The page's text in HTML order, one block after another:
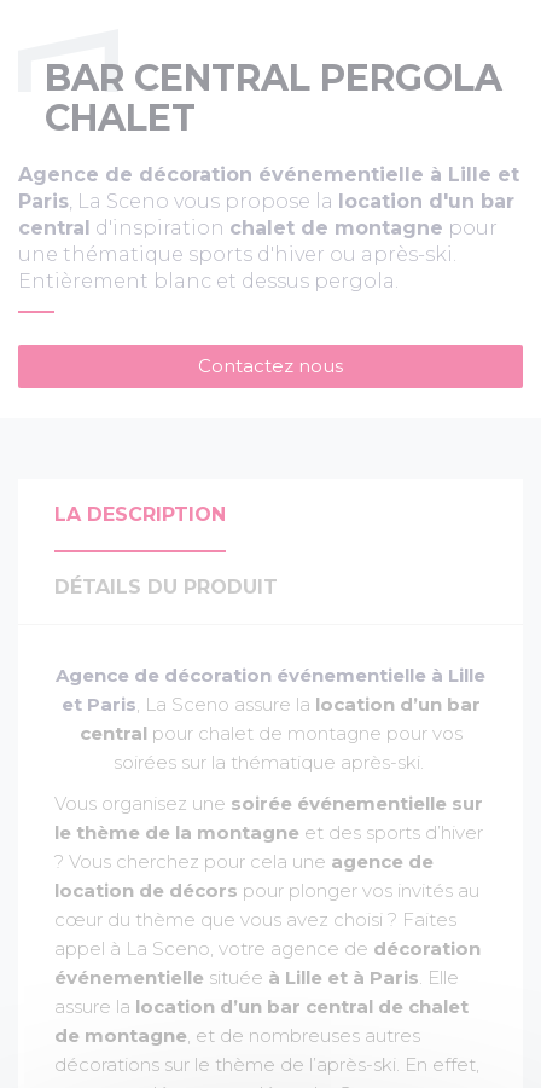
BAR CENTRAL PERGOLA
CHALET
Agence de décoration événementielle à Lille et
Paris , La Sceno vous propose la location d'un bar
central d'inspiration chalet de montagne pour
une thématique sports d'hiver ou après-ski.
Entièrement blanc et dessus pergola.
Contactez nous
LA DESCRIPTION
DÉTAILS DU PRODUIT
Agence de décoration événementielle à Lille
et Paris , La Sceno assure la location d’un bar
centralpour chalet de montagne pour vos
soirées sur la thématique après-ski.
Vous organisez une soirée événementielle sur
le thème de la montagne et des sports d’hiver
? Vous cherchez pour cela une agence de
location de décors pour plonger vos invités au
cœur du thème que vous avez choisi ? Faites
appel à La Sceno, votre agence de décoration
événementielle située à Lille et à Paris . Elle
assure la location d’un bar central de chalet
de montagne , et de nombreuses autres
décorations sur le thème de l’après-ski. En effet,